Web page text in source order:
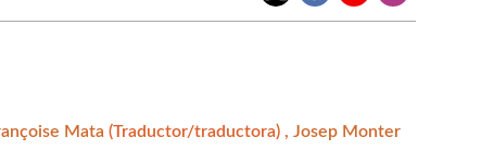
Mata(Traductor/traductora) ,Josep Monter